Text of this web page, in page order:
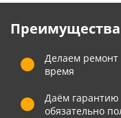
Делаем ремонт
время
Даём гарантию
обязательно